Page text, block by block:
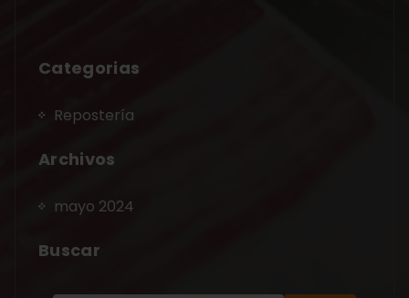
Categorias
Repostería
Archivos
mayo 2024
Buscar